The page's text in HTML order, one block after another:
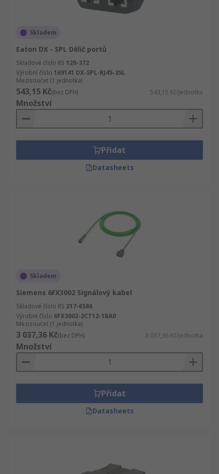
Skladem
Eaton DX - SPL Dělič portů
Skladové číslo RS 120-372
Výrobní číslo 169141 DX-SPL-RJ45-3SL
Mezisoučet (1 jednotka)
543,15 Kč(bez DPH) 543,15 Kč/jednotka
Množství
Přidat
Datasheets
Skladem
Siemens 6FX3002 Signálový kabel
Skladové číslo RS 217-6586
Výrobní číslo 6FX3002-2CT12-1BA0
Mezisoučet (1 jednotka)
3 037,36 Kč(bez DPH) 3 037,36 Kč/jednotka
Množství
Přidat
Datasheets